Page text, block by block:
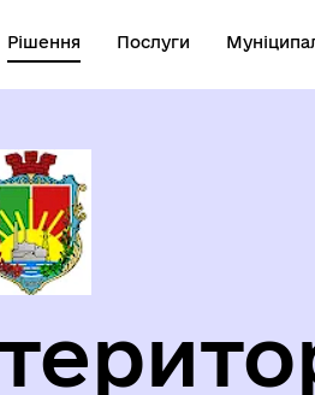
Рішення Послуги
ЗАПОБІГАННЯ ТА ПРОТИДІЯ
НАСИЛЬСТВУ